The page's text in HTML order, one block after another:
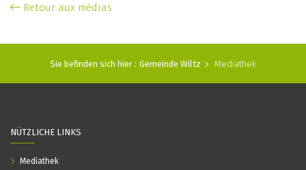
Retour aux médias
Sie befinden sich hier : Gemeinde Wiltz Mediathek
NÜTZLICHE LINKS
Mediathek